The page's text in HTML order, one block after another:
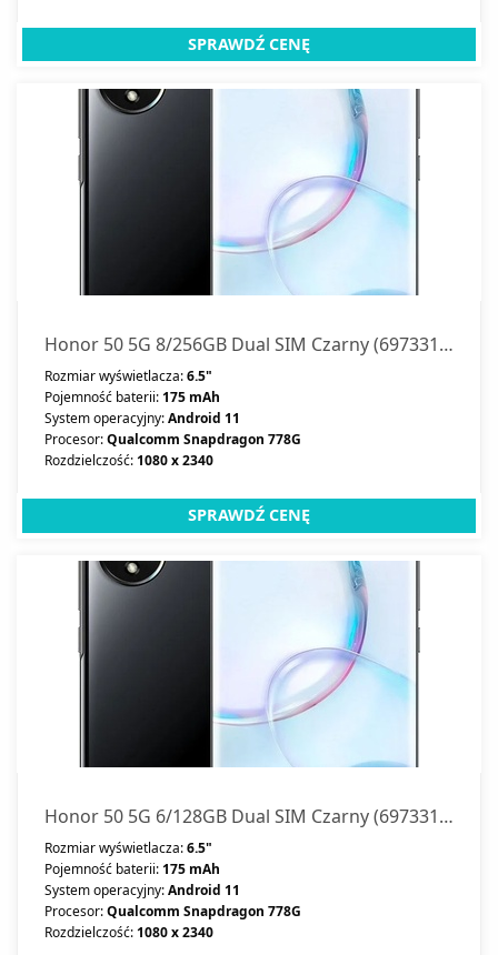
SPRAWDŹ CENĘ
Honor 50 5G 8/256GB Dual SIM Czarny (69733168566750)
Rozmiar wyświetlacza:6.5"
Pojemność baterii:175 mAh
System operacyjny:Android 11
Procesor:Qualcomm Snapdragon 778G
Rozdzielczość:1080 x 2340
SPRAWDŹ CENĘ
Honor 50 5G 6/128GB Dual SIM Czarny (69733168566130)
Rozmiar wyświetlacza:6.5"
Pojemność baterii:175 mAh
System operacyjny:Android 11
Procesor:Qualcomm Snapdragon 778G
Rozdzielczość:1080 x 2340